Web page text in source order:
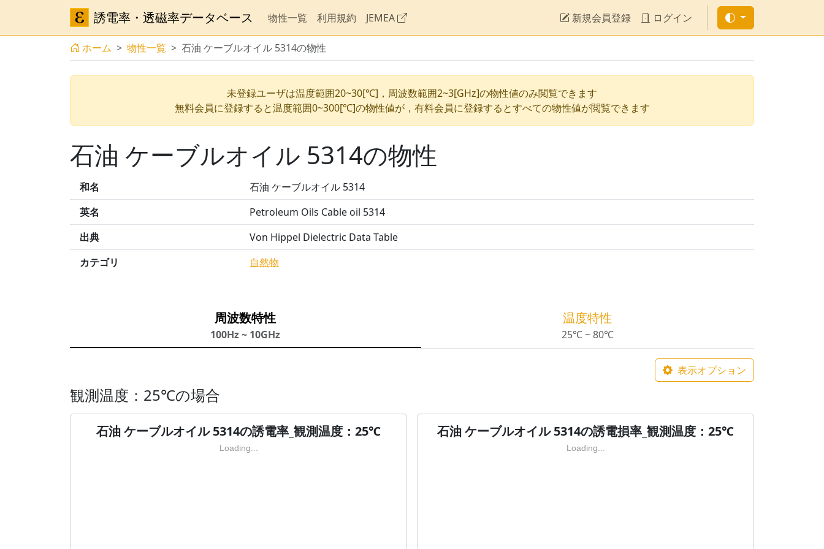
誘電率・透磁率データベース 物性一覧 利用規約 JEMEA 新規会員登録 ログイン
ホーム 物性一覧 石油 ケーブルオイル 5314の物性
未登録ユーザは温度範囲20~30[℃]，周波数範囲2~3[GHz]の物性値のみ閲覧できます
無料会員に登録すると温度範囲0~300[℃]の物性値が，有料会員に登録するとすべての物性値が閲覧できます
石油 ケーブルオイル 5314の物性
和名
石油 ケーブルオイル 5314
英名
Petroleum Oils Cable oil 5314
出典
Von Hippel Dielectric Data Table
カテゴリ
自然物
周波数特性
100Hz ~ 10GHz
温度特性
25℃ ~ 80℃
表示オプション
観測温度：25℃の場合
石油 ケーブルオイル 5314の誘電率_観測温度：25℃
Loading...
石油 ケーブルオイル 5314の誘電損率_観測温度：25℃
Loading...